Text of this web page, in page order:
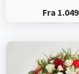
Fra